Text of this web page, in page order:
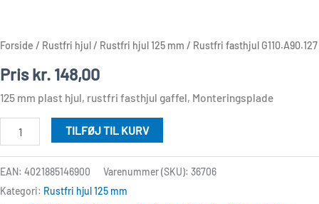
Forside / Rustfri hjul/ Rustfri hjul 125 mm / Rustfri fasthjul G110.A90.127
Priskr. 148,00
125 mm plast hjul, rustfri fasthjul gaffel, Monteringsplade
TILFØJ TIL KURV
EAN: 4021885146900 Varenummer (SKU): 36706
Kategori: Rustfri hjul 125 mm